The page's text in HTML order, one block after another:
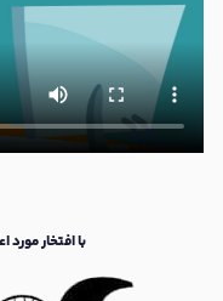
با افتخار مورد اعتماد